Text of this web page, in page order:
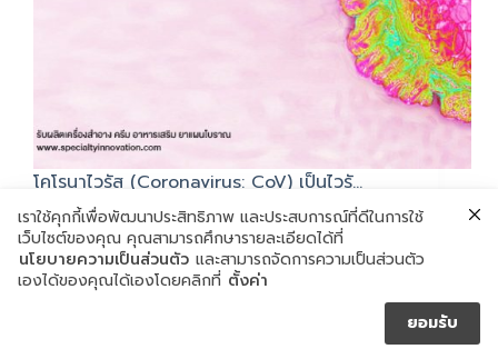
โคโรนาไวรัส (Coronavirus: CoV) เป็นไวรั…
มกราคม 23, 2020
เราใช้คุกกี้เพื่อพัฒนาประสิทธิภาพ และประสบการณ์ที่ดีในการใช้
เว็บไซต์ของคุณ คุณสามารถศึกษารายละเอียดได้ที่
นโยบายความเป็นส่วนตัว และสามารถจัดการความเป็นส่วนตัว
เองได้ของคุณได้เองโดยคลิกที่ ตั้งค่า
ยอมรับ